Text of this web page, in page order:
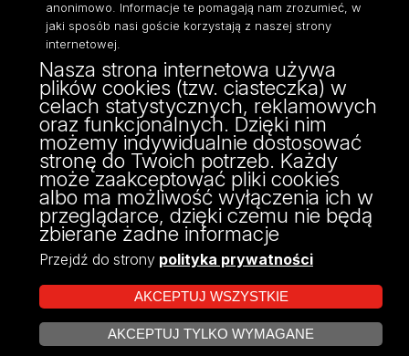
ul. Narutowicza 68, 90-136 Łódź
NIP: 724 000 32 43
Adres do doręczeń elektronicznych (ADE):
AE:PL-74796-17640-IHHIV-17
KONTAKT
Projekt Multiportalu UŁ współfinansowany z funduszy Unii Europejskiej w
anonimowo. Informacje te pomagają nam zrozumieć, w
jaki sposób nasi goście korzystają z naszej strony
internetowej.
Nasza strona internetowa używa
plików cookies (tzw. ciasteczka) w
celach statystycznych, reklamowych
oraz funkcjonalnych. Dzięki nim
możemy indywidualnie dostosować
stronę do Twoich potrzeb. Każdy
może zaakceptować pliki cookies
albo ma możliwość wyłączenia ich w
przeglądarce, dzięki czemu nie będą
zbierane żadne informacje
Przejdź do strony polityka prywatności
AKCEPTUJ WSZYSTKIE
AKCEPTUJ TYLKO WYMAGANE
ZARZĄDZAJ COOKIES